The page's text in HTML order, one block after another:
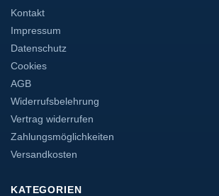
Kontakt
Impressum
Datenschutz
Cookies
AGB
Widerrufsbelehrung
Vertrag widerrufen
Zahlungsmöglichkeiten
Versandkosten
KATEGORIEN